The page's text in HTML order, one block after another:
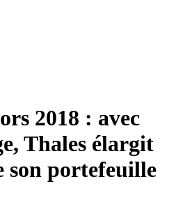
2018 : avec
Thales élargit
son portefeuille